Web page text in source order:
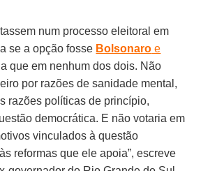
num processo eleitoral em
se a opção fosse Bolsonaro e
que em nenhum dos dois. Não
por razões de sanidade mental,
razões políticas de princípio,
democrática. E não votaria em
vinculados à questão
reformas que ele apoia”, escreve